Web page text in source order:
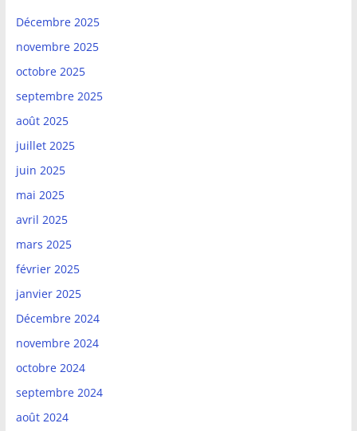
Décembre 2025
novembre 2025
octobre 2025
septembre 2025
août 2025
juillet 2025
juin 2025
mai 2025
avril 2025
mars 2025
février 2025
janvier 2025
Décembre 2024
novembre 2024
octobre 2024
septembre 2024
août 2024